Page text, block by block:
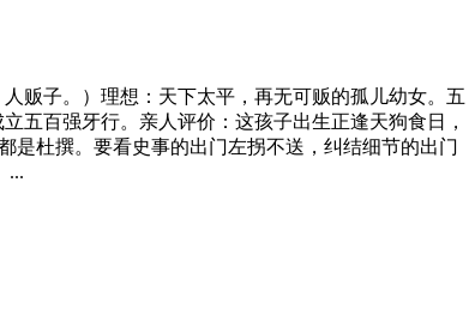
贩子。）理想：天下太平，再无可贩的孤儿幼女。五
五百强牙行。亲人评价：这孩子出生正逢天狗食日，
是杜撰。要看史事的出门左拐不送，纠结细节的出门
...